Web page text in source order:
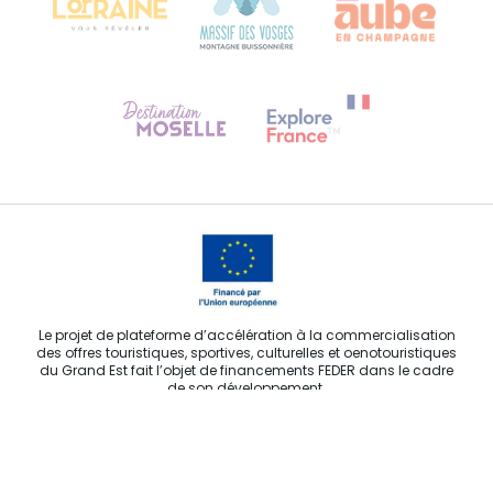
Contactez-nous
Le projet de plateforme d’accélération à la commercialisation
des offres touristiques, sportives, culturelles et oenotouristiques
du Grand Est fait l’objet de financements FEDER dans le cadre
de son développement.